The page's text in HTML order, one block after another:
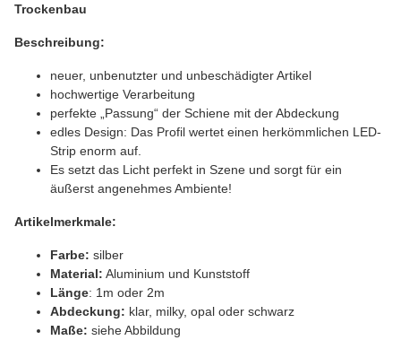
Trockenbau
Beschreibung:
neuer, unbenutzter und unbeschädigter Artikel
hochwertige Verarbeitung
perfekte „Passung“ der Schiene mit der Abdeckung
edles Design: Das Profil wertet einen herkömmlichen LED-
Strip enorm auf.
Es setzt das Licht perfekt in Szene und sorgt für ein
äußerst angenehmes Ambiente!
Artikelmerkmale:
Farbe: silber
Material: Aluminium und Kunststoff
Länge: 1m oder 2m
Abdeckung: klar, milky, opal oder schwarz
Maße: siehe Abbildung